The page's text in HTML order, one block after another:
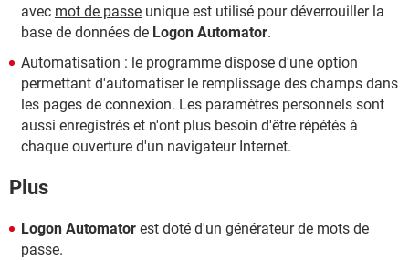
avec mot de passe unique est utilisé pour déverrouiller la
base de données de Logon Automator.
Automatisation : le programme dispose d'une option
permettant d'automatiser le remplissage des champs dans
les pages de connexion. Les paramètres personnels sont
aussi enregistrés et n'ont plus besoin d'être répétés à
chaque ouverture d'un navigateur Internet.
Plus
Logon Automator est doté d'un générateur de mots de
passe.